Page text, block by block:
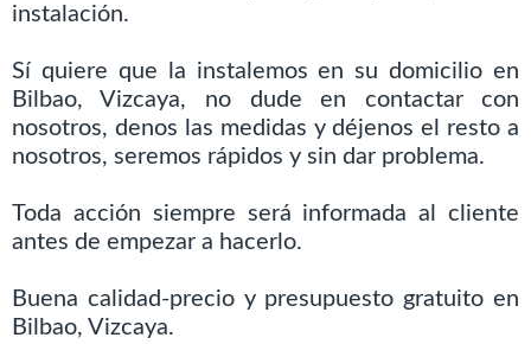
instalación.
Sí quiere que la instalemos en su domicilio en
Bilbao, Vizcaya, no dude en contactar con
nosotros, denos las medidas y déjenos el resto a
nosotros, seremos rápidos y sin dar problema.
Toda acción siempre será informada al cliente
antes de empezar a hacerlo.
Buena calidad-precio y presupuesto gratuito en
Bilbao, Vizcaya.